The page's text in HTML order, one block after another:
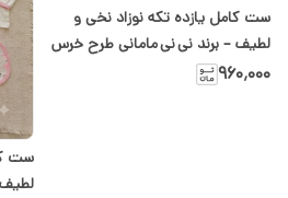
ست کامل یازده تکه نوزاد نخی و
لطیف – برند نی نی مامانی طرح خرس
آبی در سیسمونی شیدا
۹۶۰٬۰۰۰
ست
لطیف